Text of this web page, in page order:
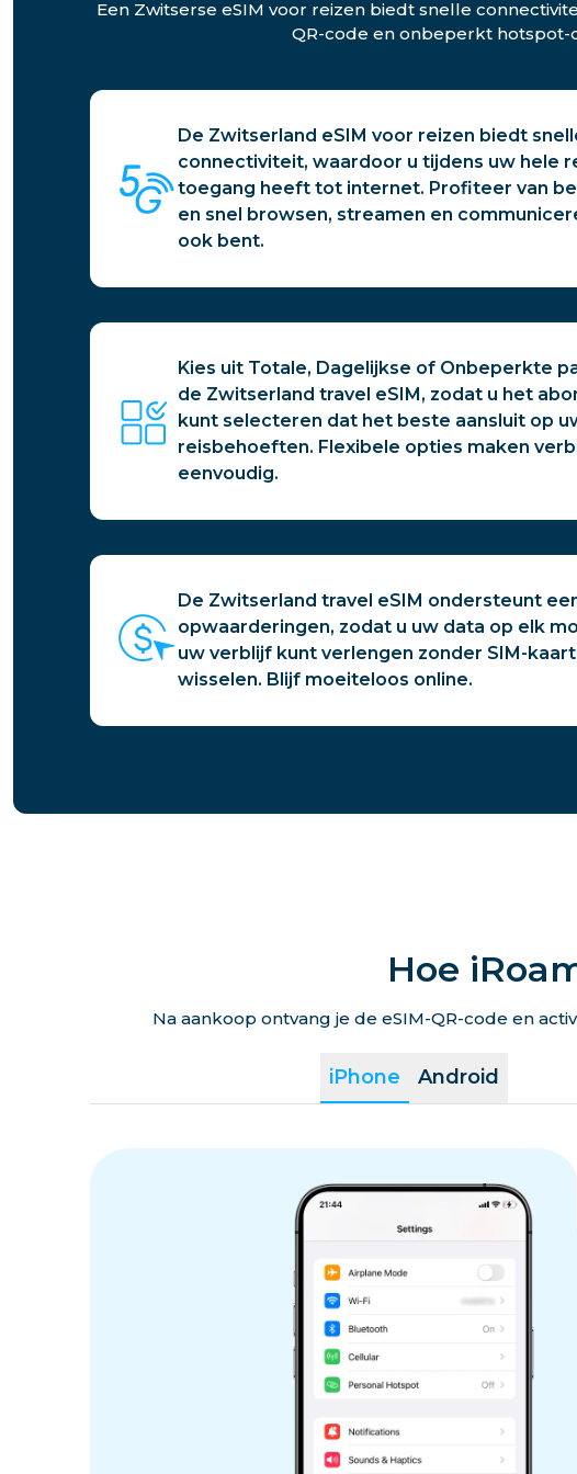
Een Zwitserse eSIM voor reizen biedt snelle
QR-code en onbeperkt hotspot-
De Zwitserland eSIM voor reizen biedt
connectiviteit, waardoor u tijdens uw hele
toegang heeft tot internet. Profiteer van
en snel browsen, streamen en
ook bent.
Kies uit Totale, Dagelijkse of Onbeperkte
de Zwitserland travel eSIM, zodat u het
kunt selecteren dat het beste aansluit op
reisbehoeften. Flexibele opties maken
eenvoudig.
De Zwitserland travel eSIM ondersteunt
opwaarderingen, zodat u uw data op elk
uw verblijf kunt verlengen zonder SIM-
wisselen. Blijf moeiteloos online.
Hoe
Na aankoop ontvang je de eSIM-QR-code en
iPhone Android